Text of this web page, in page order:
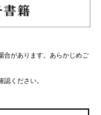
合があります。あらかじめご
ください。